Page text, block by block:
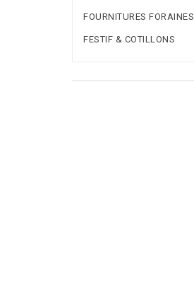
FOURNITURES FORAINES
FESTIF & COTILLONS